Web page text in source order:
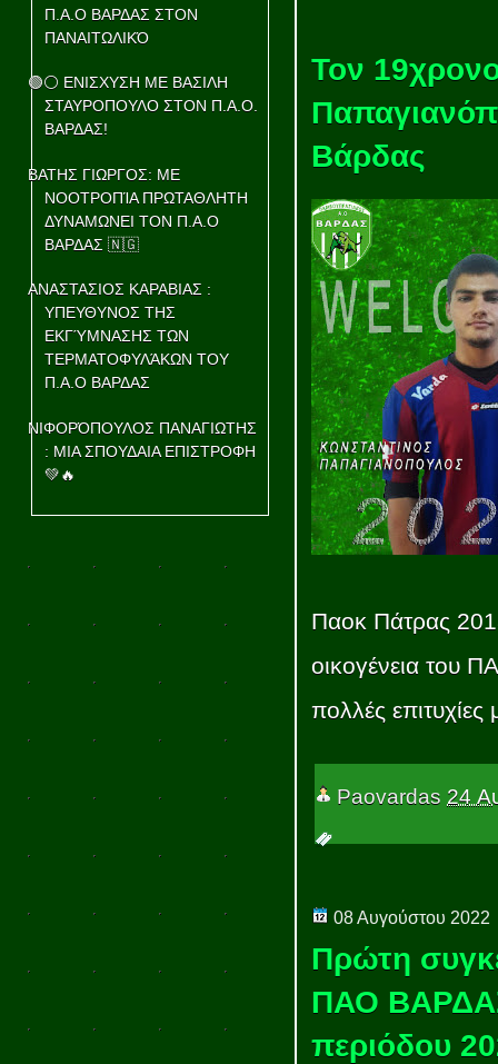
Π.Α.Ο ΒΑΡΔΑΣ ΣΤΟΝ
ΠΑΝΑΙΤΩΛΙΚΌ
🟢⚪ ΕΝΙΣΧΥΣΗ ΜΕ ΒΑΣΙΛΗ
ΣΤΑΥΡΟΠΟΥΛΟ ΣΤΟΝ Π.Α.Ο.
ΒΑΡΔΑΣ!
ΒΑΤΗΣ ΓΙΩΡΓΟΣ: ΜΕ
ΝΟΟΤΡΟΠΊΑ ΠΡΩΤΑΘΛΗΤΗ
ΔΥΝΑΜΩΝΕΙ ΤΟΝ Π.Α.Ο
ΒΑΡΔΑΣ 🇳🇬
ΑΝΑΣΤΑΣΙΟΣ ΚΑΡΑΒΙΑΣ :
ΥΠΕΥΘΥΝΟΣ ΤΗΣ
ΕΚΓΎΜΝΑΣΗΣ ΤΩΝ
ΤΕΡΜΑΤΟΦΥΛΆΚΩΝ ΤΟΥ
Π.Α.Ο ΒΑΡΔΑΣ
ΝΙΦΟΡΌΠΟΥΛΟΣ ΠΑΝΑΓΙΩΤΗΣ
: ΜΙΑ ΣΠΟΥΔΑΙΑ ΕΠΙΣΤΡΟΦΗ
💚🔥
Τον
Βάρδας
Παοκ Πάτρας
οικογένεια του
πολλές
Paovardas 24
08 Αυγούστου 2022
Πρώτη
ΠΑΟ ΒΑΡΔΑΣ
περιόδου